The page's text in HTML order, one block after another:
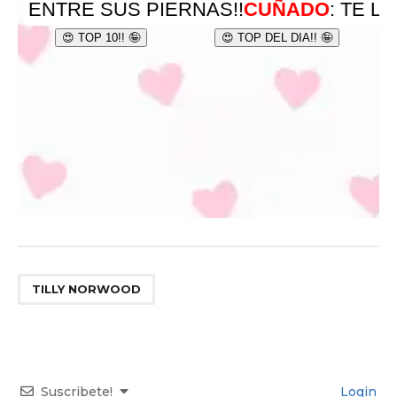
TILLY NORWOOD
Suscribete! Login